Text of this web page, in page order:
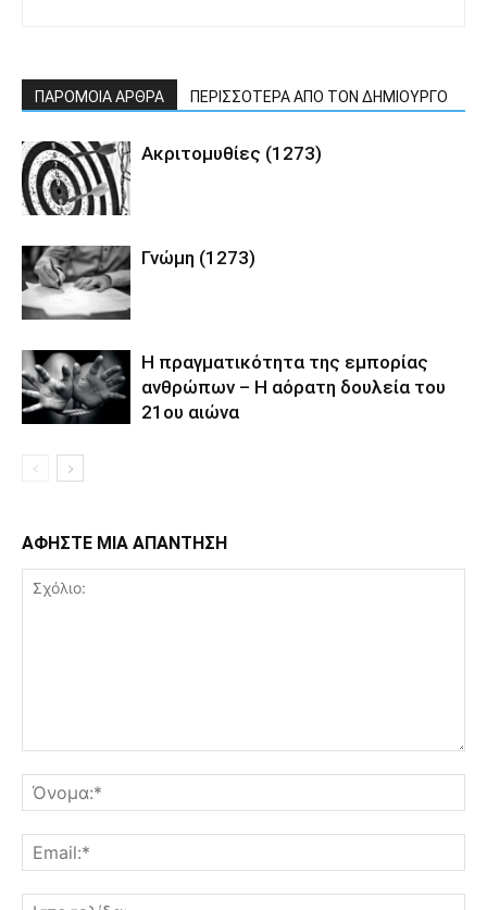
ΠΑΡΟΜΟΙΑ ΑΡΘΡΑ ΠΕΡΙΣΣΟΤΕΡΑ ΑΠΟ ΤΟΝ ΔΗΜΙΟΥΡΓΟ
Ακριτομυθίες (1273)
Γνώμη (1273)
Η πραγματικότητα της εμπορίας
ανθρώπων – Η αόρατη δουλεία του
21ου αιώνα
ΑΦΗΣΤΕ ΜΙΑ ΑΠΑΝΤΗΣΗ